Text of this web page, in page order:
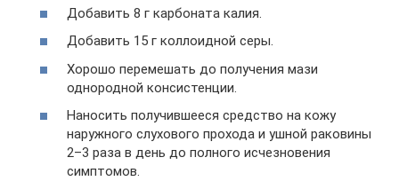
Добавить 8 г карбоната калия.
Добавить 15 г коллоидной серы.
Хорошо перемешать до получения мази
однородной консистенции.
Наносить получившееся средство на кожу
наружного слухового прохода и ушной раковины
2–3 раза в день до полного исчезновения
симптомов.